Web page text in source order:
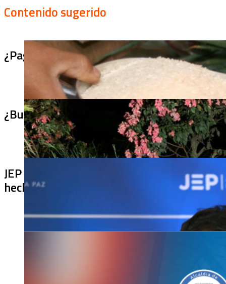
Contenido sugerido
¿Pagaron menos de lo permitido por el
¿Bus bomba rumbo a Cali? Hallan 420
JEP imputa a 27 excomandantes de las
hechos